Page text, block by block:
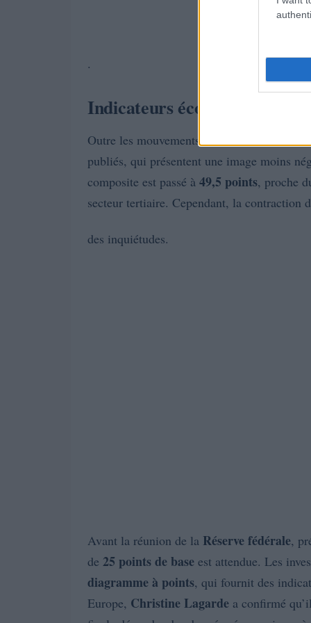
.
Indicateurs économiques et
Outre les mouvements du marché, les
publiés, qui présentent une image moins
composite est passé à 49,5 points, proche
secteur tertiaire. Cependant, la contraction
des inquiétudes.
Avant la réunion de la Réserve fédérale,
de 25 points de base est attendue. Les
diagramme à points, qui fournit des
Europe, Christine Lagarde a confirmé